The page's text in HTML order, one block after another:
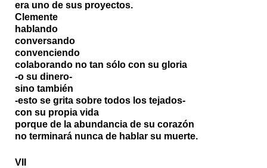
era uno de sus proyectos.
Clemente
hablando
conversando
convenciendo
colaborando no tan sólo con su gloria
-o su dinero-
sino también
-esto se grita sobre todos los tejados-
con su propia vida
porque de la abundancia de su corazón
no terminará nunca de hablar su muerte.
VII